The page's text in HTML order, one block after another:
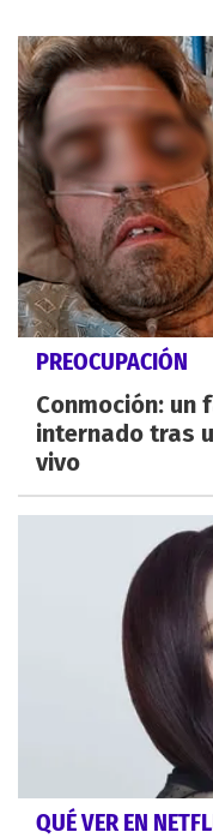
PREOCUPACIÓN
Conmoción:
internado tras
vivo
QUÉ VER EN